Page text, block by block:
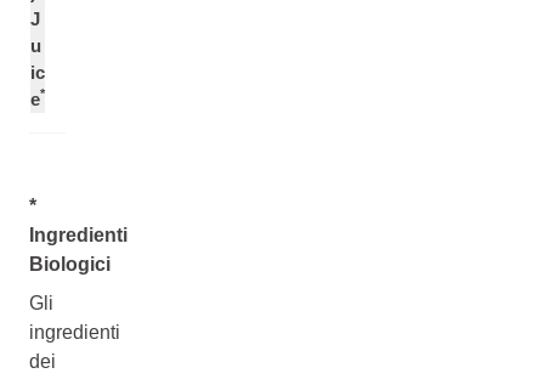
J
u
ic
e*
*
Ingredienti
Biologici
Gli
ingredienti
dei